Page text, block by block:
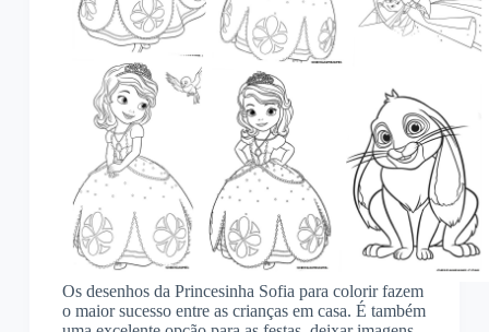
Os desenhos da Princesinha Sofia para colorir fazem
o maior sucesso entre as crianças em casa. É também